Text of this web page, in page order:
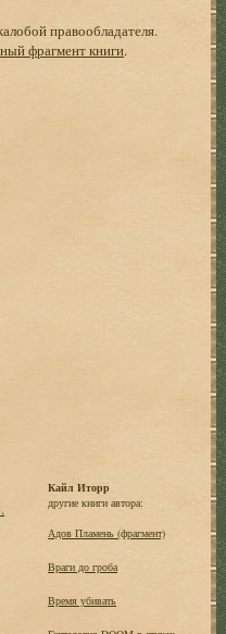
правообладателя.
фрагмент книги.
Кайл Иторр
другие книги автора:
Адов Пламень (фрагмент)
Враги до гроба
Время убивать